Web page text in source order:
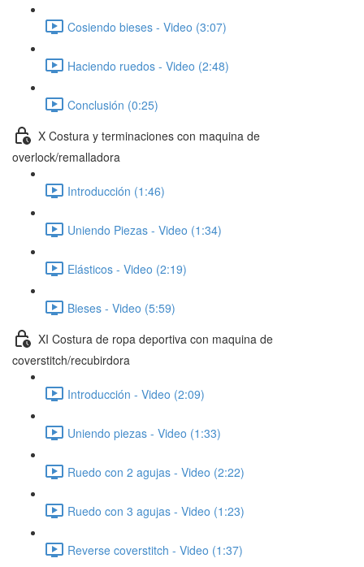
Cosiendo bieses - Video (3:07)
Haciendo ruedos - Video (2:48)
Conclusión (0:25)
X Costura y terminaciones con maquina de
overlock/remalladora
Introducción (1:46)
Uniendo Piezas - Video (1:34)
Elásticos - Video (2:19)
Bieses - Video (5:59)
XI Costura de ropa deportiva con maquina de
coverstitch/recubirdora
Introducción - Video (2:09)
Uniendo piezas - Video (1:33)
Ruedo con 2 agujas - Video (2:22)
Ruedo con 3 agujas - Video (1:23)
Reverse coverstitch - Video (1:37)